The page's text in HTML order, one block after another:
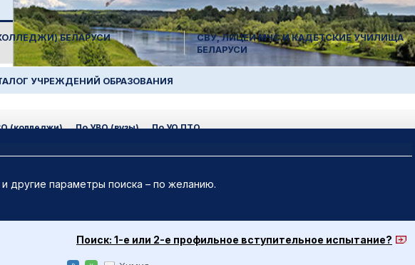
БЕЛАРУСИ
СВУ, ЛИЦЕИ МЧС И КАДЕТСКИЕ УЧИЛИЩА
БЕЛАРУСИ
УЧРЕЖДЕНИЙ ОБРАЗОВАНИЯ
(колледжи) По УВО (вузы) По УО ПТО
другие параметры поиска – по желанию.
Поиск: 1-е или 2-е профильное вступительное испытание?